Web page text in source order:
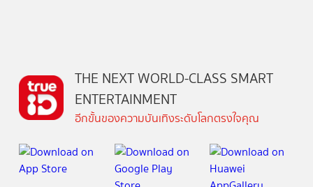
THE NEXT WORLD-CLASS SMART
ENTERTAINMENT
อีกขั้นของความบันเทิงระดับโลกตรงใจคุณ